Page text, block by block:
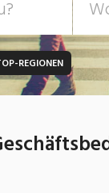
Architektur
REGIONEN